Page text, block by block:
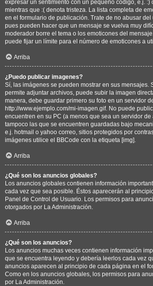
expresar un sentimiento con un pequeño código, e.j. :)
mientras que :( denota tristeza. La lista completa de
en el formulario de publicación. Trate de no abusar del
pues pueden hacer que un mensaje se vuelva muy
moderador borre el tema o los emoticones del
puede fijar un límite para el número de emoticones a
Arriba
¿Puedo publicar imagenes?
Sí, las imágenes se pueden mostrar en sus mensajes.
permite adjuntar archivos, puede subir la imagen
manera, debe guardar primero su foto en un servidor
http://www.ejemplo.com/mi-imagen.gif. No puede
encuentren en su PC (a menos que sea un servidor
tampoco las que se encuentren guardadas bajo
e.j. hotmail o yahoo correo, sitios protegidos por
imágenes utilice el BBCode con la etiqueta [img].
Arriba
¿Qué son los anuncios globales?
Los anuncios globales contienen información
cada vez que sea posible. Éstos aparecerán al
Panel de Control de Usuario. Los permisos para
otorgados por La Administración.
Arriba
¿Qué son los anuncios?
Los anuncios muchas veces contienen información
que se encuentra leyendo y debería leerlos cada vez
anuncios aparecen al principio de cada página en el
Como en los anuncios globales, los permisos para
por La Administración.